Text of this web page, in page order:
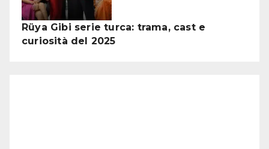
Rüya Gibi serie turca: trama, cast e
curiosità del 2025